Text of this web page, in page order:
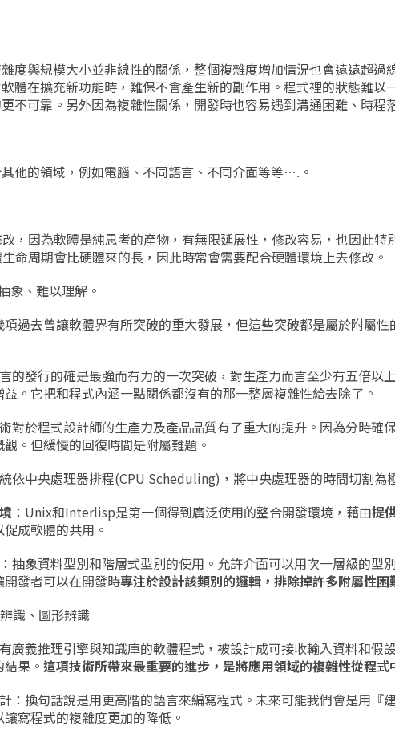
度與規模大小並非線性的關係，整個複雜度增加情況也會遠遠超過
體在擴充新功能時，難保不會產生新的副作用。程式裡的狀態難以
不可靠。另外因為複雜性關係，開發時也容易遇到溝通困難、時程
他的領域，例如電腦、不同語言、不同介面等等….。
，因為軟體是純思考的產物，有無限延展性，修改容易，也因此特
命周期會比硬體來的長，因此時常會需要配合硬體環境上去修改。
象、難以理解。
過去曾讓軟體界有所突破的重大發展，但這些突破都是屬於附屬
的發行的確是最強而有力的一次突破，對生產力而言至少有五倍以
。它把和程式內涵一點關係都沒有的那一整層複雜性給去除了。
術對於程式設計師的生產力及產品品質有了重大的提升。因為分時確
。但緩慢的回復時間是附屬難題。
依中央處理器排程(CPU Scheduling)，將中央處理器的時間切割
：Unix和Interlisp是第一個得到廣泛使用的整合開發環境，藉由提
成軟體的共用。
：抽象資料型別和階層式型別的使用。允許介面可以用次一層級的型
發者可以在開發時專注於設計該類別的邏輯，排除掉許多附屬性困
識、圖形辨識
廣義推理引擎與知識庫的軟體程式，被設計成可接收輸入資料和假
結果。這項技術所帶來最重要的進步，是將應用領域的複雜性從程式
：換句話說是用更高階的語言來編寫程式。未來可能我們會是用『
寫程式的複雜度更加的降低。